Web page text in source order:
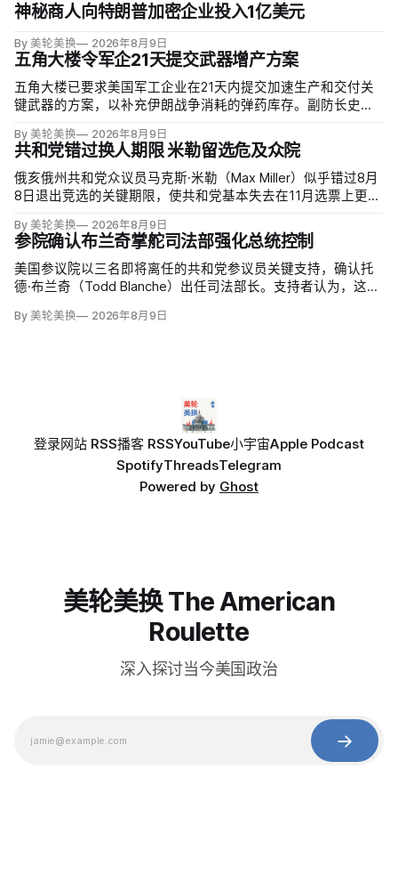
神秘商人向特朗普加密企业投入1亿美元
By 美轮美换 2026年8月9日
五角大楼令军企21天提交武器增产方案
五角大楼已要求美国军工企业在21天内提交加速生产和交付关
键武器的方案，以补充伊朗战争消耗的弹药库存。副防长史蒂
可接受，必须立即扩大产能；
By 美轮美换 2026年8月9日
共和党错过换人期限 米勒留选危及众院
俄亥俄州共和党众议员马克斯·米勒（Max Miller）似乎错过8月
8日退出竞选的关键期限，使共和党基本失去在11月选票上更换
Moreno）指控家暴并予以否认，众院道德委员会同时调查他是
否涉及家庭暴力、虐待或非法用药。
By 美轮美换 2026年8月9日
参院确认布兰奇掌舵司法部强化总统控制
美国参议院以三名即将离任的共和党参议员关键支持，确认托
德·布兰奇（Todd Blanche）出任司法部长。支持者认为，这位
冲动；
By 美轮美换 2026年8月9日
登录网站 RSS播客 RSSYouTube小宇宙Apple Podcast
SpotifyThreadsTelegram
Powered by Ghost
美轮美换 The American
Roulette
深入探讨当今美国政治